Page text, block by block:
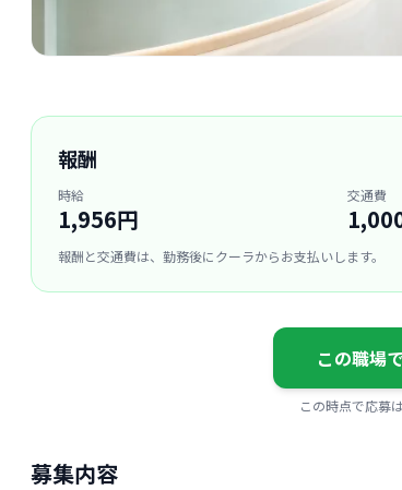
報酬
時給
1,956円
交通費
報酬と交通費は、勤務後にクーラからお支払いします。
この職場
この時点で応募
募集内容